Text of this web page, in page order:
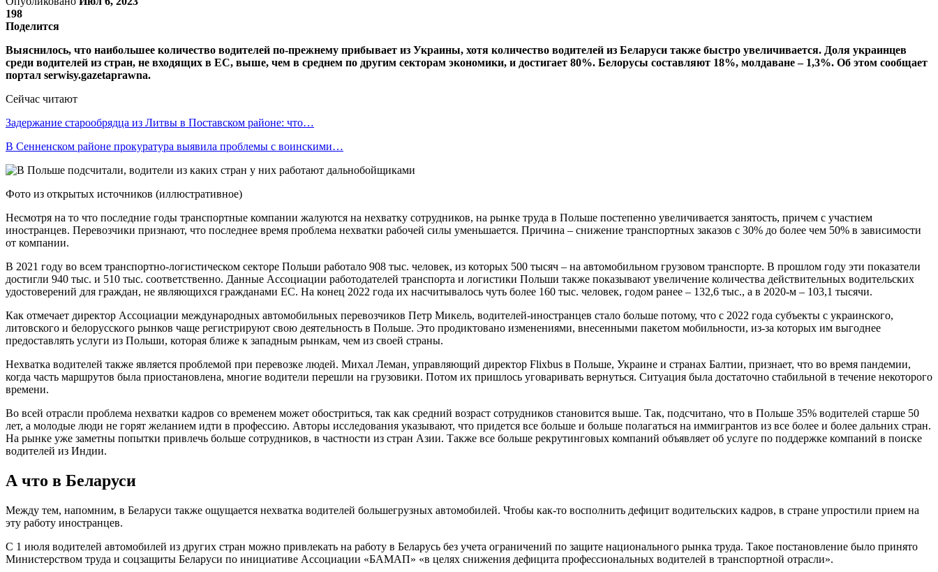
198
Поделится
Выяснилось, что наибольшее количество водителей по-прежнему прибывает из Украины, хотя количество водителей из Беларуси также быстро увеличивается. Доля украинцев
среди водителей из стран, не входящих в ЕС, выше, чем в среднем по другим секторам экономики, и достигает 80%. Белорусы составляют 18%, молдаване – 1,3%. Об этом сообщает
портал serwisy.gazetaprawna.
Сейчас читают
Задержание старообрядца из Литвы в Поставском районе: что…
В Сенненском районе прокуратура выявила проблемы с воинскими…
Фото из открытых источников (иллюстративное)
Несмотря на то что последние годы транспортные компании жалуются на нехватку сотрудников, на рынке труда в Польше постепенно увеличивается занятость, причем с участием
иностранцев. Перевозчики признают, что последнее время проблема нехватки рабочей силы уменьшается. Причина – снижение транспортных заказов с 30% до более чем 50% в зависимости
от компании.
В 2021 году во всем транспортно-логистическом секторе Польши работало 908 тыс. человек, из которых 500 тысяч – на автомобильном грузовом транспорте. В прошлом году эти показатели
достигли 940 тыс. и 510 тыс. соответственно. Данные Ассоциации работодателей транспорта и логистики Польши также показывают увеличение количества действительных водительских
удостоверений для граждан, не являющихся гражданами ЕС. На конец 2022 года их насчитывалось чуть более 160 тыс. человек, годом ранее – 132,6 тыс., а в 2020-м – 103,1 тысячи.
Как отмечает директор Ассоциации международных автомобильных перевозчиков Петр Микель, водителей-иностранцев стало больше потому, что с 2022 года субъекты с украинского,
литовского и белорусского рынков чаще регистрируют свою деятельность в Польше. Это продиктовано изменениями, внесенными пакетом мобильности, из-за которых им выгоднее
предоставлять услуги из Польши, которая ближе к западным рынкам, чем из своей страны.
Нехватка водителей также является проблемой при перевозке людей. Михал Леман, управляющий директор Flixbus в Польше, Украине и странах Балтии, признает, что во время пандемии,
когда часть маршрутов была приостановлена, многие водители перешли на грузовики. Потом их пришлось уговаривать вернуться. Ситуация была достаточно стабильной в течение некоторого
времени.
Во всей отрасли проблема нехватки кадров со временем может обостриться, так как средний возраст сотрудников становится выше. Так, подсчитано, что в Польше 35% водителей старше 50
лет, а молодые люди не горят желанием идти в профессию. Авторы исследования указывают, что придется все больше и больше полагаться на иммигрантов из все более и более дальних стран.
На рынке уже заметны попытки привлечь больше сотрудников, в частности из стран Азии. Также все больше рекрутинговых компаний объявляет об услуге по поддержке компаний в поиске
водителей из Индии.
А что в Беларуси
Между тем, напомним, в Беларуси также ощущается нехватка водителей большегрузных автомобилей. Чтобы как-то восполнить дефицит водительских кадров, в стране упростили прием на
эту работу иностранцев.
С 1 июля водителей автомобилей из других стран можно привлекать на работу в Беларусь без учета ограничений по защите национального рынка труда. Такое постановление было принято
Министерством труда и соцзащиты Беларуси по инициативе Ассоциации «БАМАП» «в целях снижения дефицита профессиональных водителей в транспортной отрасли».